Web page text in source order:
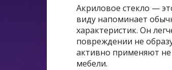
Акриловое стекло —
виду напоминает
характеристик. Он
повреждении не
активно применяют
мебели.